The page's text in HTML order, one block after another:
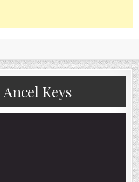
Ancel Keys